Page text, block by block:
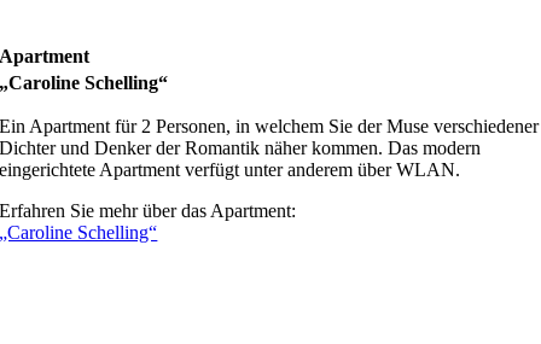
Apartment
„Caroline Schelling“
Ein Apartment für 2 Personen, in welchem Sie der Muse verschiedener
Dichter und Denker der Romantik näher kommen. Das modern
eingerichtete Apartment verfügt unter anderem über WLAN.
Erfahren Sie mehr über das Apartment:
„Caroline Schelling“